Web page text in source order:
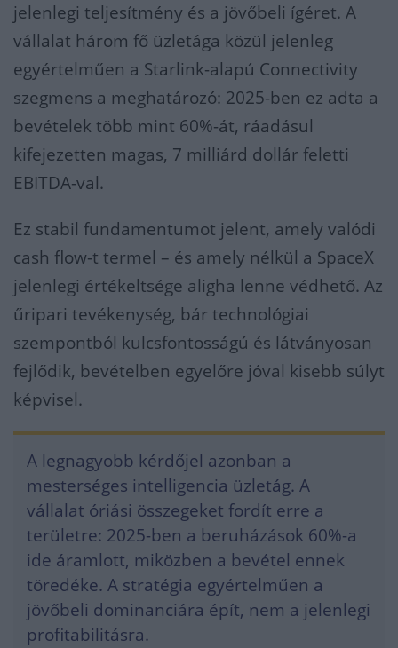
jelenlegi teljesítmény és a jövőbeli ígéret. A
vállalat három fő üzletága közül jelenleg
egyértelműen a Starlink-alapú Connectivity
szegmens a meghatározó: 2025-ben ez adta a
bevételek több mint 60%-át, ráadásul
kifejezetten magas, 7 milliárd dollár feletti
EBITDA-val.
Ez stabil fundamentumot jelent, amely valódi
cash flow-t termel – és amely nélkül a SpaceX
jelenlegi értékeltsége aligha lenne védhető. Az
űripari tevékenység, bár technológiai
szempontból kulcsfontosságú és látványosan
fejlődik, bevételben egyelőre jóval kisebb súlyt
képvisel.
A legnagyobb kérdőjel azonban a
mesterséges intelligencia üzletág. A
vállalat óriási összegeket fordít erre a
területre: 2025-ben a beruházások 60%-a
ide áramlott, miközben a bevétel ennek
töredéke. A stratégia egyértelműen a
jövőbeli dominanciára épít, nem a jelenlegi
profitabilitásra.